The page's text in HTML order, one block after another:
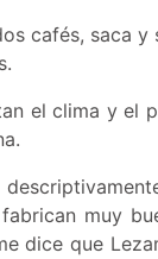
cafés, saca
el clima y el
fabrican muy
dice que